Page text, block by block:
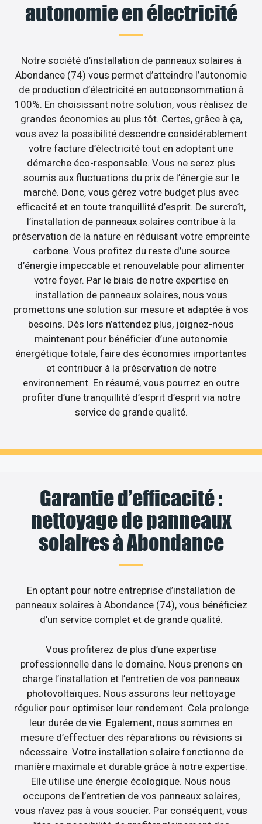
autonomie en électricité
Notre société d’installation de panneaux solaires à
Abondance (74) vous permet d’atteindre l’autonomie
de production d’électricité en autoconsommation à
100%. En choisissant notre solution, vous réalisez de
grandes économies au plus tôt. Certes, grâce à ça,
vous avez la possibilité descendre considérablement
votre facture d’électricité tout en adoptant une
démarche éco-responsable. Vous ne serez plus
soumis aux fluctuations du prix de l’énergie sur le
marché. Donc, vous gérez votre budget plus avec
efficacité et en toute tranquillité d’esprit. De surcroît,
l’installation de panneaux solaires contribue à la
préservation de la nature en réduisant votre empreinte
carbone. Vous profitez du reste d’une source
d’énergie impeccable et renouvelable pour alimenter
votre foyer. Par le biais de notre expertise en
installation de panneaux solaires, nous vous
promettons une solution sur mesure et adaptée à vos
besoins. Dès lors n’attendez plus, joignez-nous
maintenant pour bénéficier d’une autonomie
énergétique totale, faire des économies importantes
et contribuer à la préservation de notre
environnement. En résumé, vous pourrez en outre
profiter d’une tranquillité d’esprit d’esprit via notre
service de grande qualité.
Garantie d’efficacité :
nettoyage de panneaux
solaires à Abondance
En optant pour notre entreprise d’installation de
panneaux solaires à Abondance (74), vous bénéficiez
d’un service complet et de grande qualité.
Vous profiterez de plus d’une expertise
professionnelle dans le domaine. Nous prenons en
charge l’installation et l’entretien de vos panneaux
photovoltaïques. Nous assurons leur nettoyage
régulier pour optimiser leur rendement. Cela prolonge
leur durée de vie. Egalement, nous sommes en
mesure d’effectuer des réparations ou révisions si
nécessaire. Votre installation solaire fonctionne de
manière maximale et durable grâce à notre expertise.
Elle utilise une énergie écologique. Nous nous
occupons de l’entretien de vos panneaux solaires,
vous n’avez pas à vous soucier. Par conséquent, vous